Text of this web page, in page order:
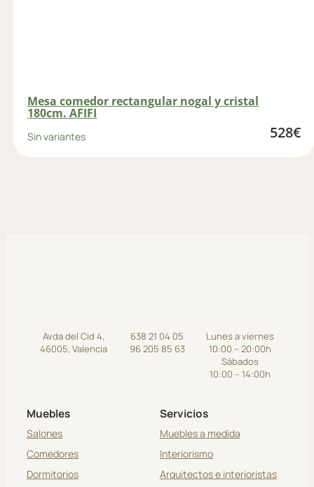
Mesa comedor rectangular nogal y cristal
180cm. AFIFI
Sin variantes 528€
Avda del Cid 4,
46005, Valencia
638 21 04 05
96 205 85 63
Lunes a viernes
10:00 – 20:00h
Sábados
10:00 – 14:00h
Muebles
Salones
Comedores
Dormitorios
Servicios
Muebles a medida
Interiorismo
Arquitectos e interioristas